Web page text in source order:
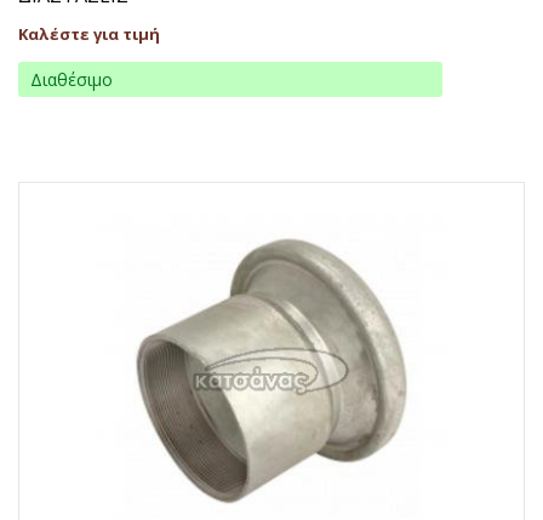
Καλέστε για τιμή
Διαθέσιμο